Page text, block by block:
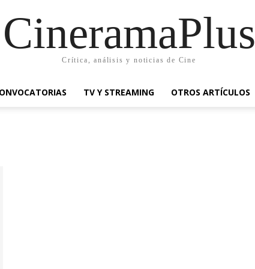
CineramaPlus
Crítica, análisis y noticias de Cine
TV Y STREAMING OTROS ARTÍCULOS